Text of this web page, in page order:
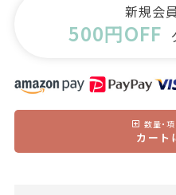
新規会
500円OFF
数量・
カート